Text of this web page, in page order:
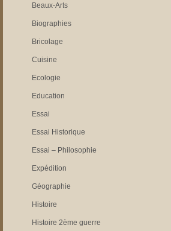
Beaux-Arts
Biographies
Bricolage
Cuisine
Ecologie
Education
Essai
Essai Historique
Essai – Philosophie
Expédition
Géographie
Histoire
Histoire 2ème guerre